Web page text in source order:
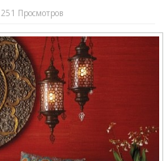
251 Просмотров